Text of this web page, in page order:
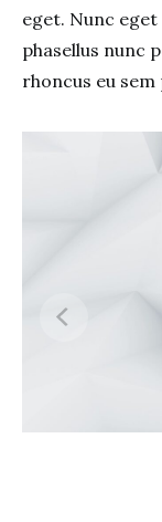
eget. Nunc
phasellus nunc
rhoncus eu